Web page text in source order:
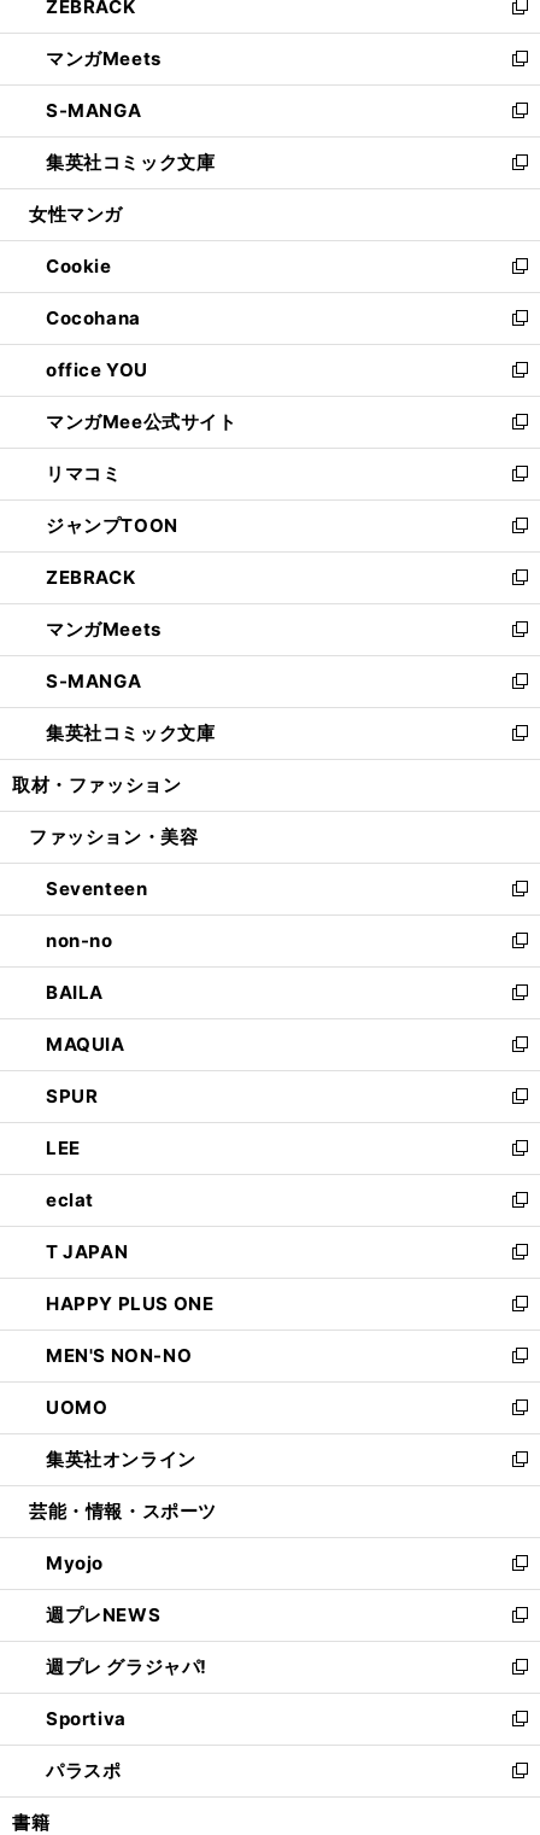
く
で
開
く
ド
ウ
で
開
く
ィ
ン
ド
ウ
で
開
く
い
ウ
ィ
ン
ド
ウ
で
開
ZEBRACK
新
し
い
ウ
ィ
ン
ド
ウ
開
く
マンガMeets
新
し
い
ウ
ィ
ン
ウ
で
開
く
S-MANGA
新
し
い
ウ
ン
ド
ウ
で
開
く
集英社コミック文庫
新
し
ウ
ィ
ン
ド
ウ
で
開
く
女性マンガ
Cookie
新
し
い
ウ
ィ
ン
ド
ウ
で
開
く
Cocohana
新
し
い
ウ
ィ
ン
ド
ウ
で
開
く
office YOU
新
し
い
ウ
ィ
ン
ド
ウ
で
開
く
マンガMee公式サイト
新
し
い
ウ
ィ
ン
ド
ウ
で
開
く
リマコミ
新
し
い
ウ
ィ
ン
ド
ウ
で
開
く
ジャンプTOON
新
し
い
ウ
ィ
ン
ド
ウ
で
開
ZEBRACK
新
し
い
ウ
ィ
ン
ド
ウ
開
マンガMeets
新
し
い
ウ
ィ
ン
ウ
開
く
S-MANGA
新
し
い
ウ
ン
ウ
で
開
く
集英社コミック文庫
新
し
ウ
ン
ド
ウ
で
開
く
取材・ファッション
ファッション・美容
Seventeen
新
し
い
ウ
ィ
ン
ド
ウ
で
開
く
non-no
新
し
い
ウ
ィ
ン
ド
ウ
で
開
く
BAILA
新
し
い
ウ
ィ
ン
ド
ウ
で
開
く
MAQUIA
新
し
い
ウ
ィ
ン
ド
ウ
で
開
く
SPUR
新
し
い
ウ
ィ
ン
ド
ウ
で
開
く
LEE
新
し
い
ウ
ィ
ン
ド
ウ
で
開
く
eclat
新
し
い
ウ
ィ
ン
ド
ウ
で
開
く
T JAPAN
新
し
い
ウ
ィ
ン
ド
ウ
で
開
HAPPY PLUS ONE
新
し
い
ウ
ィ
ン
ド
ウ
開
く
MEN'S NON-NO
新
し
い
ウ
ィ
ン
ウ
で
開
く
UOMO
新
し
い
ウ
ン
ド
ウ
で
開
く
集英社オンライン
新
し
ウ
ィ
ン
ド
ウ
で
開
く
芸能・情報・スポーツ
Myojo
新
し
い
ウ
ィ
ン
ド
ウ
で
開
週プレNEWS
新
し
い
ウ
ィ
ン
ド
ウ
週プレ グラジャパ!
新
し
い
ウ
ィ
ン
Sportiva
新
し
い
ウ
パラスポ
新
し
書籍